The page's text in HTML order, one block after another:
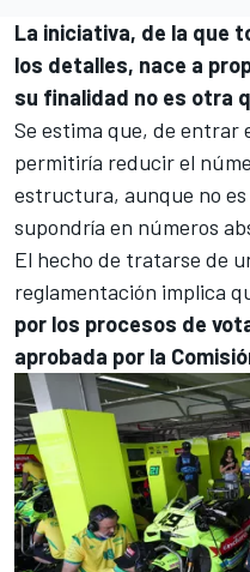
La iniciativa, de la que
los detalles, nace a
su finalidad no es otra
Se estima que, de entrar
permitiría reducir el
estructura, aunque no
supondría en números
El hecho de tratarse de
reglamentación implica
por los procesos de
aprobada por la